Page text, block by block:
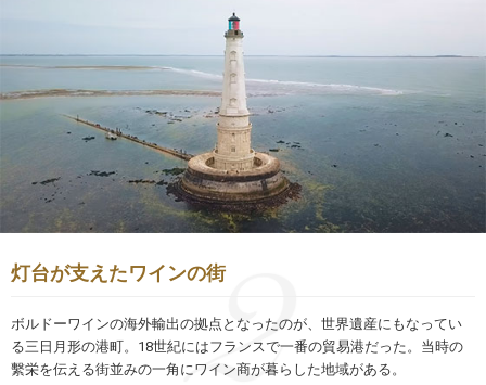
灯台が支えたワインの街
ボルドーワインの海外輸出の拠点となったのが、世界遺産にもなってい
る三日月形の港町。18世紀にはフランスで一番の貿易港だった。当時の
繫栄を伝える街並みの一角にワイン商が暮らした地域がある。